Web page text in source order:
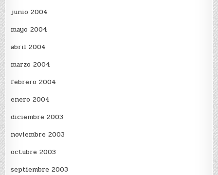
junio 2004
mayo 2004
abril 2004
marzo 2004
febrero 2004
enero 2004
diciembre 2003
noviembre 2003
octubre 2003
septiembre 2003